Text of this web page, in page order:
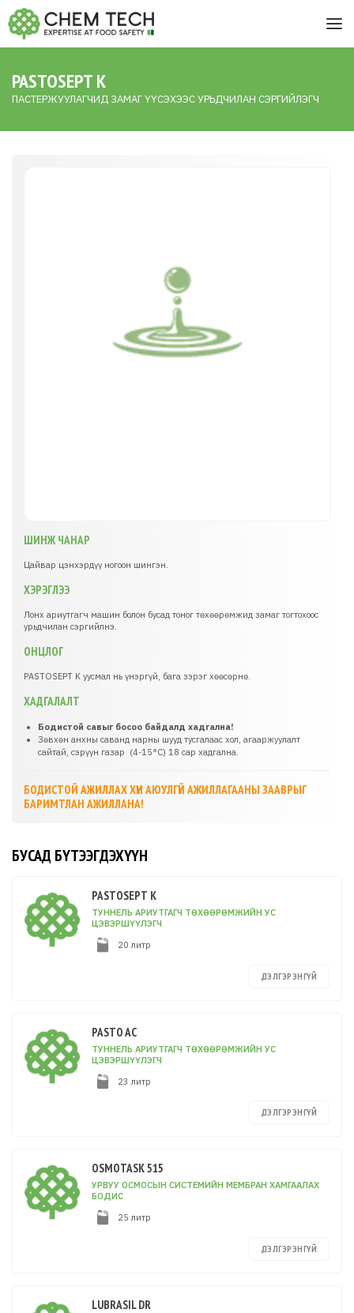
PASTOSEPT K
ПАСТЕРЖУУЛАГЧИД ЗАМАГ ҮҮСЭХЭЭС УРЬДЧИЛАН СЭРГИЙЛЭГЧ
ШИНЖ ЧАНАР
Цайвар цэнхэрдүү ногоон шингэн.
ХЭРЭГЛЭЭ
Лонх ариутгагч машин болон бусад тоног төхөөрөмжид замаг тогтохоос
урьдчилан сэргийлнэ.
ОНЦЛОГ
PASTOSEPT K уусмал нь үнэргүй, бага зэрэг хөөсөрнө.
ХАДГАЛАЛТ
Бодистой савыг босоо байдалд хадгална!
Зөвхөн анхны саванд нарны шууд тусгалаас хол, агааржуулалт
сайтай, сэрүүн газар (4-15°C) 18 сар хадгална.
БОДИСТОЙ АЖИЛЛАХ ХҮН АЮУЛГҮЙ АЖИЛЛАГААНЫ ЗААВРЫГ
БАРИМТЛАН АЖИЛЛАНА!
БУСАД БҮТЭЭГДЭХҮҮН
PASTOSEPT K
ТУННЕЛЬ АРИУТГАГЧ ТӨХӨӨРӨМЖИЙН УС
ЦЭВЭРШҮҮЛЭГЧ
20 литр
ДЭЛГЭРЭНГҮЙ
PASTO AC
ТУННЕЛЬ АРИУТГАГЧ ТӨХӨӨРӨМЖИЙН УС
ЦЭВЭРШҮҮЛЭГЧ
23 литр
ДЭЛГЭРЭНГҮЙ
OSMOTASK 515
УРВУУ ОСМОСЫН СИСТЕМИЙН МЕМБРАН ХАМГААЛАХ
БОДИС
25 литр
ДЭЛГЭРЭНГҮЙ
LUBRASIL DR